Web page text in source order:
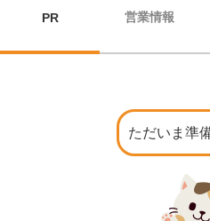
PR 営業情報
ただいま準